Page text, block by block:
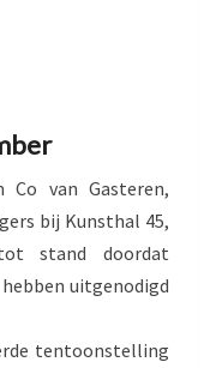
van Gasteren,
bij Kunsthal 45,
stand doordat
uitgenodigd
tentoonstelling